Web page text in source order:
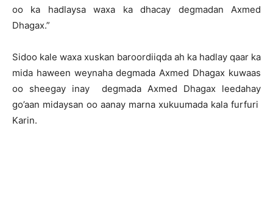
oo ka hadlaysa waxa ka dhacay degmadan Axmed
Dhagax.”
Sidoo kale waxa xuskan baroordiiqda ah ka hadlay qaar ka
mida haween weynaha degmada Axmed Dhagax kuwaas
oo sheegay inay degmada Axmed Dhagax leedahay
go’aan midaysan oo aanay marna xukuumada kala furfuri
Karin.